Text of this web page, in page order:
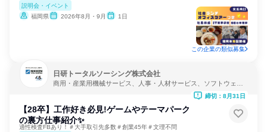
説明会・イベント
福岡県
2026年8月・9月 1日
この企業の類似募集
日研トータルソーシング株式会社
商用・産業用機械サービス、人事・人材サービス、ソフトウェア
【28卒】工作好き必見!ゲームやテーマパーク
の裏方仕事紹介✨
適性検査FBあり！＃大手取引先多数＃創業45年＃文理不問
締切：8月31日